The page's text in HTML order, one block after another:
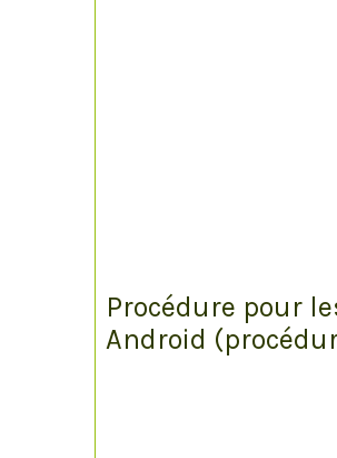
Procédure pour
Android